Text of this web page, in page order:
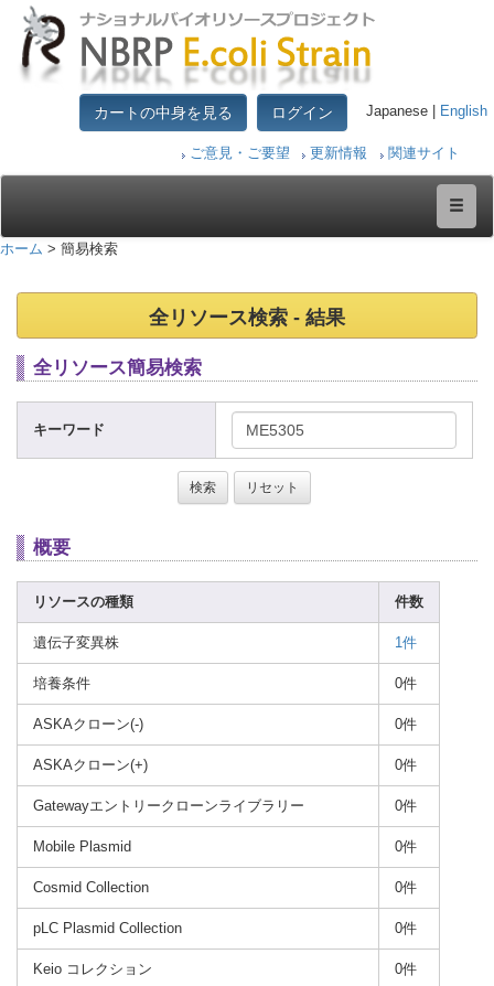
カートの中身を見る ログイン Japanese | English
ご意見・ご要望 更新情報 関連サイト
ホーム > 簡易検索
全リソース検索 - 結果
全リソース簡易検索
キーワード
概要
リソースの種類 件数
遺伝子変異株 1件
培養条件 0件
ASKAクローン(-) 0件
ASKAクローン(+) 0件
Gatewayエントリークローンライブラリー 0件
Mobile Plasmid 0件
Cosmid Collection 0件
pLC Plasmid Collection 0件
Keio コレクション 0件